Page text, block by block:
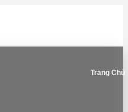
Trang Chủ